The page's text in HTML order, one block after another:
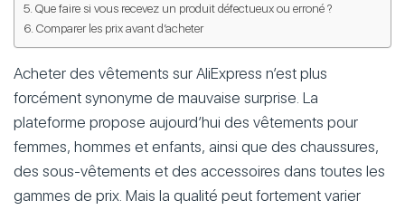
Que faire si vous recevez un produit défectueux ou erroné ?
Comparer les prix avant d’acheter
Acheter des vêtements sur AliExpress n’est plus
forcément synonyme de mauvaise surprise. La
plateforme propose aujourd’hui des vêtements pour
femmes, hommes et enfants, ainsi que des chaussures,
des sous-vêtements et des accessoires dans toutes les
gammes de prix. Mais la qualité peut fortement varier